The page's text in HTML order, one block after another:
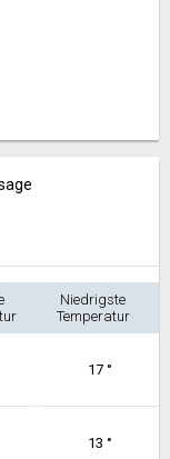
Niedrigste
Temperatur
17 °
13 °